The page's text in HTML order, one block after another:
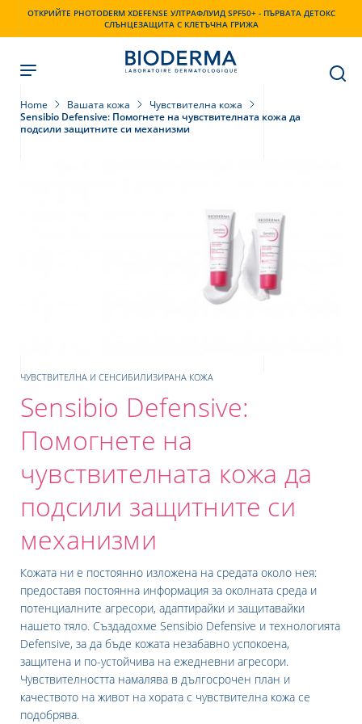
ОТКРИЙТЕ PHOTODERM XDEFENSE УЛТРАФЛУИД SPF50+ - ПЪРВАТА ДЕТОКС
СЛЪНЦЕЗАЩИТА С КЛЕТЪЧНА ГРИЖА
NEWSLETTER
Home Вашата кожа
Чувствителна кожа
Sensibio Defensive: Помогнете на чувствителната кожа да
подсили защитните си механизми
ЧУВСТВИТЕЛНА И СЕНСИБИЛИЗИРАНА КОЖА
Sensibio Defensive:
Помогнете на
чувствителната кожа да
подсили защитните си
механизми
Кожата ни е постоянно изложена на средата около нея:
предоставя постоянна информация за околната среда и
потенциалните агресори, адаптирайки и защитавайки
нашето тяло. Създадохме Sensibio Defensive и технологията
Defensive, за да бъде кожата незабавно успокоена,
защитена и по-устойчива на ежедневни агресори.
Чувствителността намалява в дългосрочен план и
качеството на живот на хората с чувствителна кожа се
подобрява.